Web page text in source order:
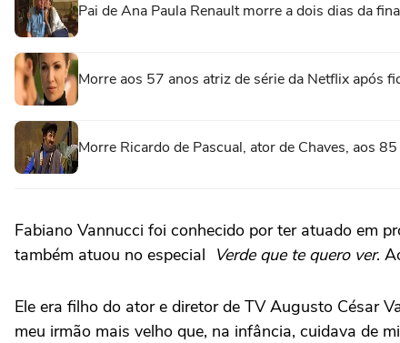
Pai de Ana Paula Renault morre a dois dias da
Morre aos 57 anos atriz de série da Netflix após
Morre Ricardo de Pascual, ator de Chaves, aos
Fabiano Vannucci foi conhecido por ter atuado em
também atuou no especial Verde que te quero ver.
Ele era filho do ator e diretor de TV Augusto César
meu irmão mais velho que, na infância, cuidava de